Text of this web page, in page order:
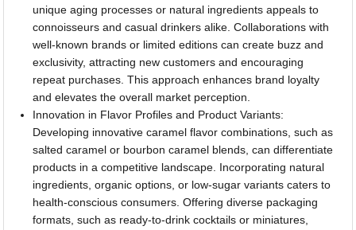
unique aging processes or natural ingredients appeals to
connoisseurs and casual drinkers alike. Collaborations with
well-known brands or limited editions can create buzz and
exclusivity, attracting new customers and encouraging
repeat purchases. This approach enhances brand loyalty
and elevates the overall market perception.
Innovation in Flavor Profiles and Product Variants:
Developing innovative caramel flavor combinations, such as
salted caramel or bourbon caramel blends, can differentiate
products in a competitive landscape. Incorporating natural
ingredients, organic options, or low-sugar variants caters to
health-conscious consumers. Offering diverse packaging
formats, such as ready-to-drink cocktails or miniatures,